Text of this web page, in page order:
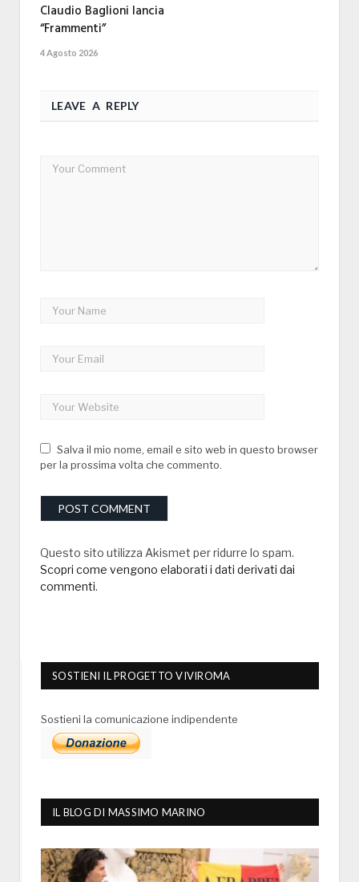
Claudio Baglioni lancia
“Frammenti”
4 Agosto 2026
LEAVE A REPLY
Salva il mio nome, email e sito web in questo browser
per la prossima volta che commento.
Questo sito utilizza Akismet per ridurre lo spam.
Scopri come vengono elaborati i dati derivati dai
commenti.
SOSTIENI IL PROGETTO VIVIROMA
Sostieni la comunicazione indipendente
IL BLOG DI MASSIMO MARINO